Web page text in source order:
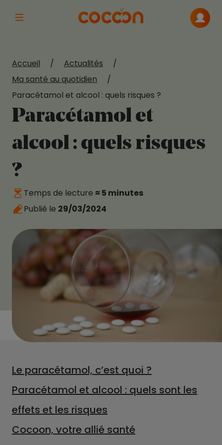
Afficher la navigation principale
Me
Accueil / Actualités
/
Ma santé au quotidien
/
Paracétamol et alcool : quels risques ?
Paracétamol et
alcool : quels risques
?
Temps de lecture ≈ 5 minutes
Publié le 29/03/2024
Le paracétamol, c’est quoi ?
Paracétamol et alcool : quels sont les
effets et les risques
Cocoon, votre allié santé